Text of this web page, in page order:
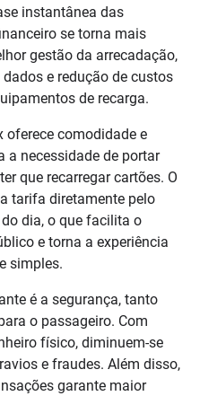
instantânea das
se torna mais
gestão da arrecadação,
e redução de custos
de recarga.
oferece comodidade e
a necessidade de portar
que recarregar cartões. O
tarifa diretamente pelo
dia, o que facilita o
e torna a experiência
simples.
é a segurança, tanto
o passageiro. Com
físico, diminuem-se
e fraudes. Além disso,
garante maior